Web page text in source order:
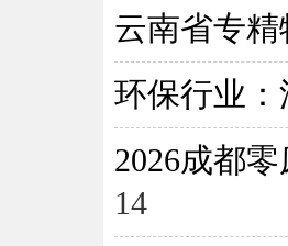
云南省专
环保行业
2026成都
14